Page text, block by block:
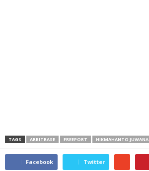
TAGS ARBITRASE FREEPORT HIKMAHANTO JUWANA
Facebook Twitter